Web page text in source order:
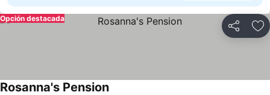
Compartir
Opción destacada
Rosanna's Pension